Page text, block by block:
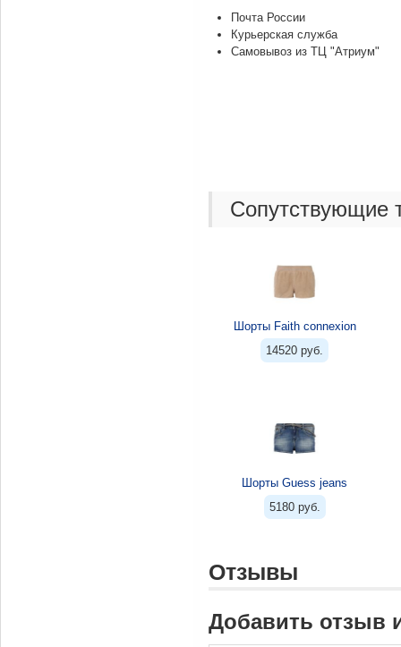
Почта России
Курьерская служба
Самовывоз из ТЦ "Атриум"
Сопутствующие
Шорты Faith connexion
14520 руб.
Шорты Guess jeans
5180 руб.
Отзывы
Добавить отзыв